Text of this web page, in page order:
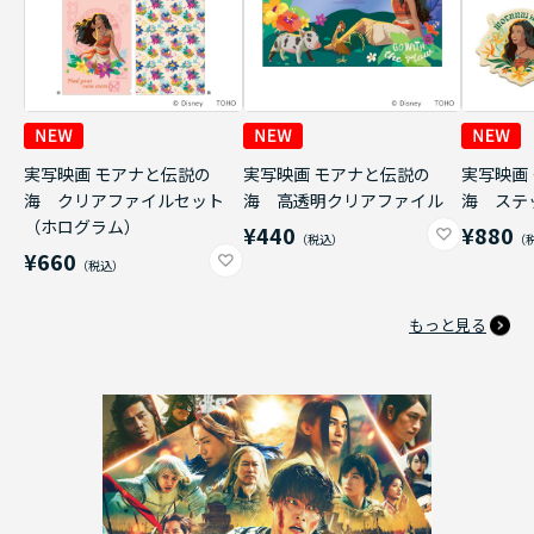
実写映画 モアナと伝説の
海 クリアファイルセット
（ホログラム）
¥660
実写映画 モアナと伝説の
海 高透明クリアファイル
¥440
実写映画
海 ステ
¥880
もっと見る